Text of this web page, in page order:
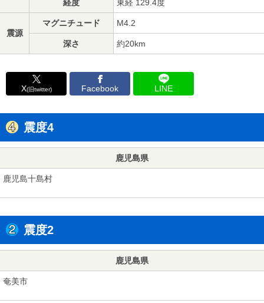
経度 東経 129.4度
震源
マグニチュード M4.2
深さ 約20km
X(旧twitter) Facebook LINE
震度4
鹿児島県
鹿児島十島村
震度2
鹿児島県
奄美市